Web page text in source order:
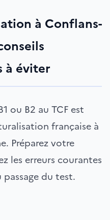
à Conflans-
à éviter
ou B2 au TCF est
française à
Préparez votre
les erreurs courantes
du test.